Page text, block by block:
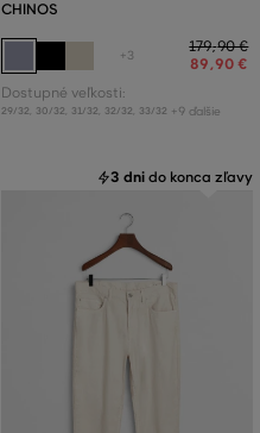
CHINOS
+3
179,90 €
89,90 €
Dostupné veľkosti:
29/32 30/32 31/32 32/32 33/32 +9 ďalšie
3 dni do konca zľavy